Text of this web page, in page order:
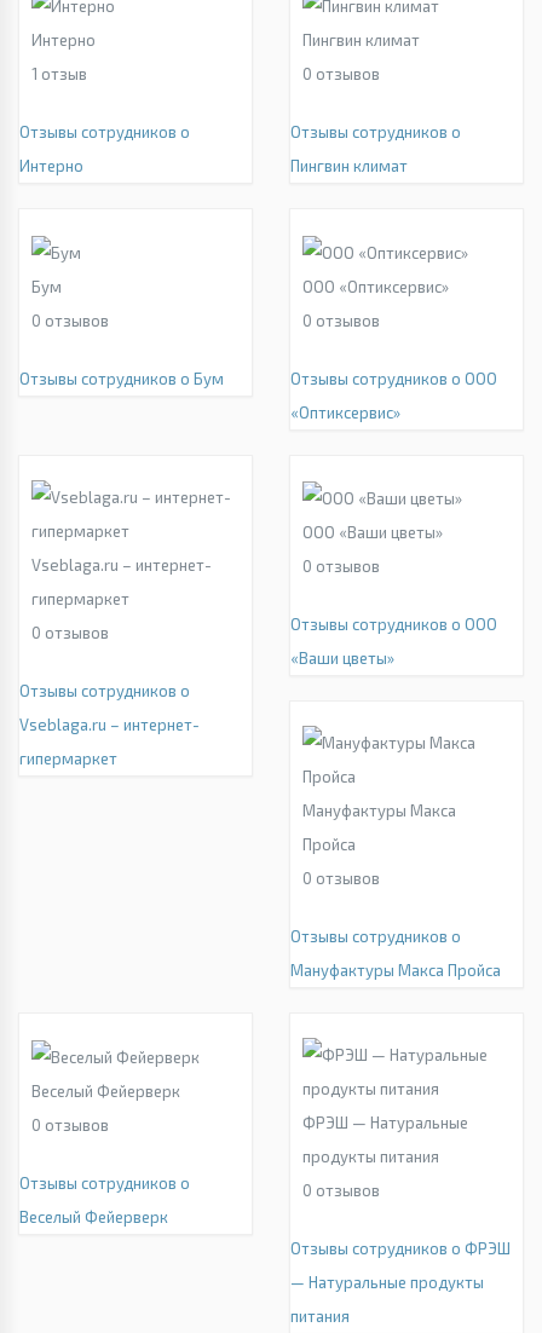
Интерно
1 отзыв
Отзывы сотрудников о
Интерно
Пингвин климат
0 отзывов
Отзывы сотрудников о
Пингвин климат
Бум
0 отзывов
Отзывы сотрудников о Бум
ООО «Оптиксервис»
0 отзывов
Отзывы сотрудников о ООО
«Оптиксервис»
Vseblaga.ru – интернет-
гипермаркет
0 отзывов
Отзывы сотрудников о
Vseblaga.ru – интернет-
гипермаркет
ООО «Ваши цветы»
0 отзывов
Отзывы сотрудников о ООО
«Ваши цветы»
Мануфактуры Макса
Пройса
0 отзывов
Отзывы сотрудников о
Мануфактуры Макса Пройса
Веселый Фейерверк
0 отзывов
Отзывы сотрудников о
Веселый Фейерверк
ФРЭШ — Натуральные
продукты питания
0 отзывов
Отзывы сотрудников о ФРЭШ
— Натуральные продукты
питания